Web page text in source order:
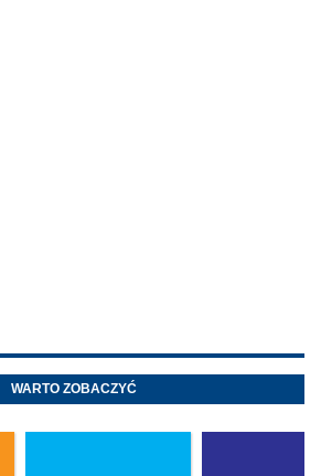
WARTO ZOBACZYĆ